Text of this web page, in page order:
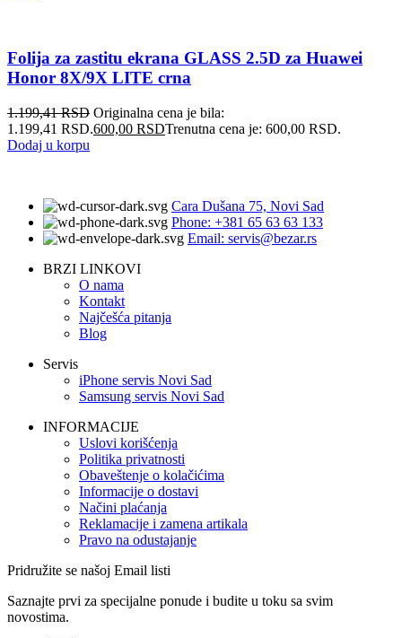
Folija za zastitu ekrana GLASS 2.5D za Huawei
Honor 8X/9X LITE crna
1.199,41RSD Originalna cena je bila:
1.199,41 RSD.600,00 RSDTrenutna cena je: 600,00 RSD.
Dodaj u korpu
Cara Dušana 75, Novi Sad
Phone: +381 65 63 63 133
Email: servis@bezar.rs
BRZI LINKOVI
O nama
Kontakt
Najčešća pitanja
Blog
Servis
iPhone servis Novi Sad
Samsung servis Novi Sad
INFORMACIJE
Uslovi korišćenja
Politika privatnosti
Obaveštenje o kolačićima
Informacije o dostavi
Načini plaćanja
Reklamacije i zamena artikala
Pravo na odustajanje
Pridružite se našoj Email listi
Saznajte prvi za specijalne ponude i budite u toku sa svim
novostima.